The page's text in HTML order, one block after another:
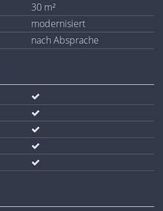
30 m²
modernisiert
nach Absprache